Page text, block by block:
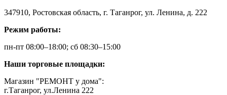
347910, Ростовская область, г. Таганрог, ул. Ленина, д. 222
Режим работы:
пн-пт 08:00–18:00; сб 08:30–15:00
Наши торговые площадки:
Магазин "РЕМОНТ у дома":
г.Таганрог, ул.Ленина 222